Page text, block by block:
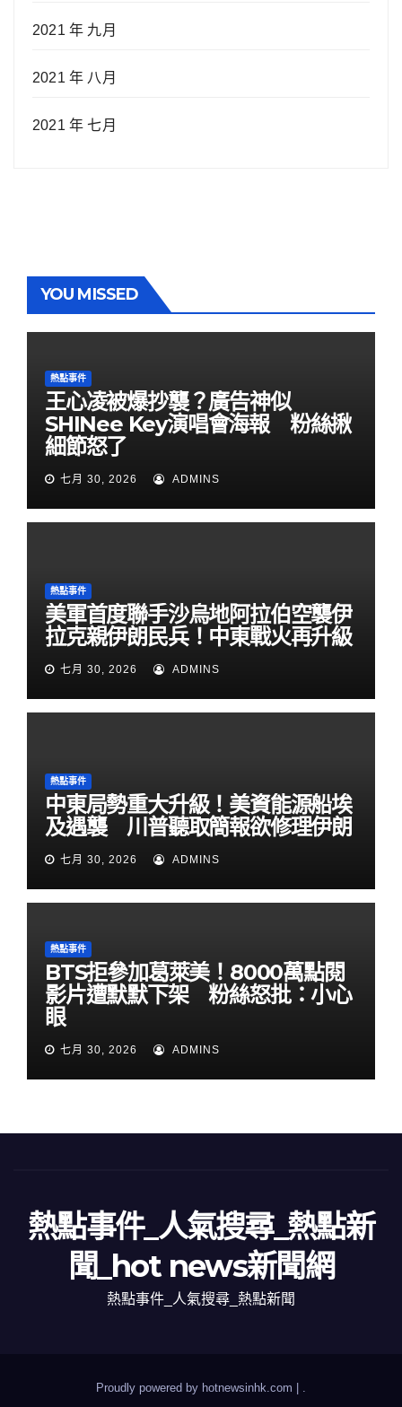
2021 年 九月
2021 年 八月
2021 年 七月
YOU MISSED
熱點事件
王心凌被爆抄襲？廣告神似
SHINee Key演唱會海報 粉絲揪
細節怒了
七月 30, 2026 ADMINS
熱點事件
美軍首度聯手沙烏地阿拉伯空襲伊
拉克親伊朗民兵！中東戰火再升級
七月 30, 2026 ADMINS
熱點事件
中東局勢重大升級！美資能源船埃
及遇襲 川普聽取簡報欲修理伊朗
七月 30, 2026 ADMINS
熱點事件
BTS拒參加葛萊美！8000萬點閱
影片遭默默下架 粉絲怒批：小心
眼
七月 30, 2026 ADMINS
熱點事件_人氣搜尋_熱點新
聞_hot news新聞網
熱點事件_人氣搜尋_熱點新聞
Proudly powered by hotnewsinhk.com |